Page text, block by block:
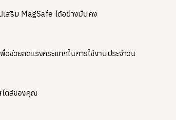
สริม MagSafe ได้อย่างมั่นคง
วยลดแรงกระแทกในการใช้งานประจำวัน
ไตล์ของคุณ